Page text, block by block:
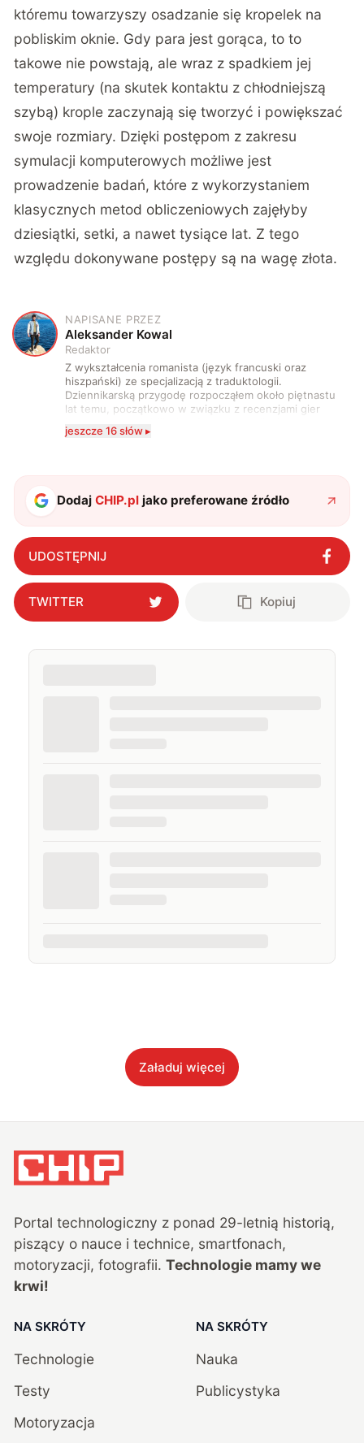
któremu towarzyszy osadzanie się kropelek na
pobliskim oknie. Gdy para jest gorąca, to to
takowe nie powstają, ale wraz z spadkiem jej
temperatury (na skutek kontaktu z chłodniejszą
szybą) krople zaczynają się tworzyć i powiększać
swoje rozmiary. Dzięki postępom z zakresu
symulacji komputerowych możliwe jest
prowadzenie badań, które z wykorzystaniem
klasycznych metod obliczeniowych zajęłyby
dziesiątki, setki, a nawet tysiące lat. Z tego
względu dokonywane postępy są na wagę złota.
A
NAPISANE PRZEZ
Aleksander Kowal
Redaktor
Z wykształcenia romanista (język francuski oraz
hiszpański) ze specjalizacją z traduktologii.
Dziennikarską przygodę rozpocząłem około piętnastu
lat temu, początkowo w związku z recenzjami gier
zdecydowanie częściej na tematy związane z nauką
także uprawiać oraz oglądać sport.
jeszcze 16 słów ▸
DodajCHIP.pl jako preferowane źródło
UDOSTĘPNIJ
TWITTER Kopiuj
Załaduj więcej
Portal technologiczny z ponad 29-letnią historią,
piszący o nauce i technice, smartfonach,
motoryzacji, fotografii. Technologie mamy we
krwi!
NA SKRÓTY
Technologie
Testy
Motoryzacja
NA SKRÓTY
Nauka
Publicystyka